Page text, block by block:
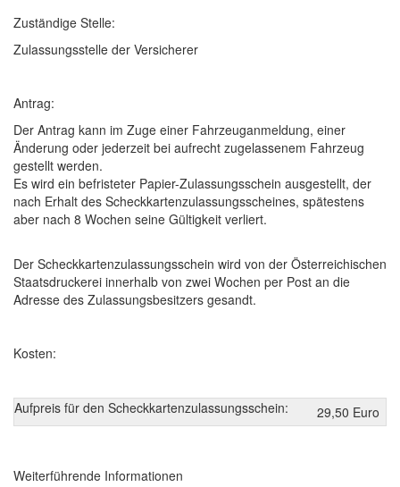
Zuständige Stelle:
Zulassungsstelle der Versicherer
Antrag:
Der Antrag kann im Zuge einer Fahrzeuganmeldung, einer
Änderung oder jederzeit bei aufrecht zugelassenem Fahrzeug
gestellt werden.
Es wird ein befristeter Papier-Zulassungsschein ausgestellt, der
nach Erhalt des Scheckkartenzulassungsscheines, spätestens
aber nach 8 Wochen seine Gültigkeit verliert.
Der Scheckkartenzulassungsschein wird von der Österreichischen
Staatsdruckerei innerhalb von zwei Wochen per Post an die
Adresse des Zulassungsbesitzers gesandt.
Kosten:
Aufpreis für den Scheckkartenzulassungsschein: 29,50 Euro
Weiterführende Informationen